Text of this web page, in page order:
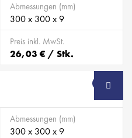
Abmessungen (mm)
300 x 300 x 9
Preis inkl. MwSt.
26,03 € / Stk.
SB
Abmessungen (mm)
300 x 300 x 9